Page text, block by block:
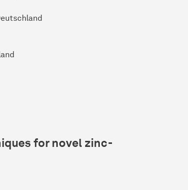
for novel zinc-